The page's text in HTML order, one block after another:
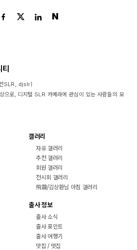
N
SLR, djslr)
으로, 디지털 SLR 카메라에 관심이 있는 사람들의 모
갤러리
자유 갤러리
추천 갤러리
회원 갤러리
전시회 갤러리
飛龍/김상환님 아침 갤러리
출사 정보
출사 소식
출사 포인트
출사 여행기
맛집 / 멋집